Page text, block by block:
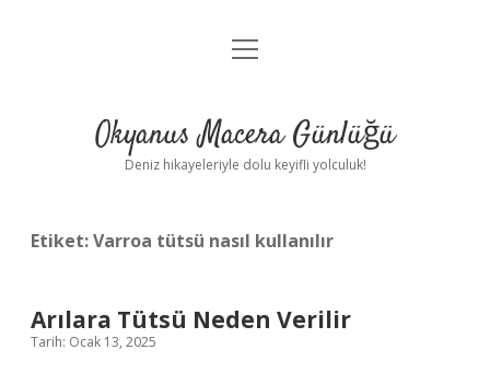
Anasayfa
Yasal Uyarı
menüyü
Okyanus Macera Günlüğü
Deniz hikayeleriyle dolu keyifli yolculuk!
Etiket:Varroa tütsü nasıl kullanılır
Arılara Tütsü Neden Verilir
Tarih: Ocak 13, 2025